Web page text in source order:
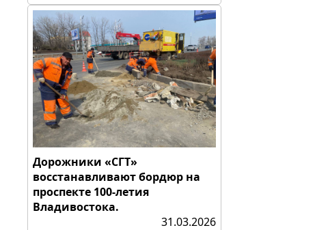
Дорожники «СГТ»
восстанавливают бордюр на
проспекте 100-летия
Владивостока.
31.03.2026